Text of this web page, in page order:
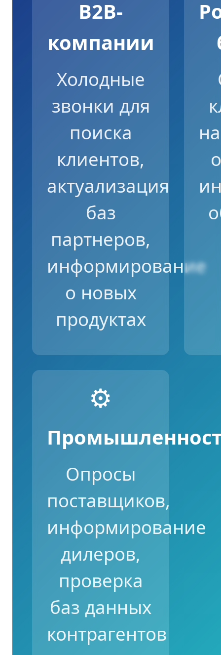
B2B-
компании
Холодные
звонки для
поиска
клиентов,
актуализация
баз
партнеров,
информирование
о новых
продуктах
⚙️
Опросы
поставщиков,
информирование
дилеров,
проверка
баз данных
контрагентов